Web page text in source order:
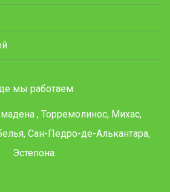
мы работаем:
, Торремолинос, Михас,
Сан-Педро-де-Алькантара,
Эстепона.